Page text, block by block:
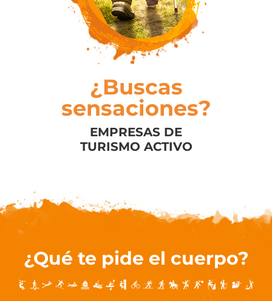
¿Buscas
sensaciones?
EMPRESAS DE
TURISMO ACTIVO
¿Qué te pide el cuerpo?